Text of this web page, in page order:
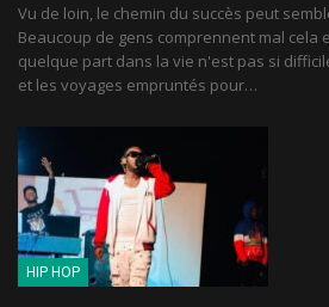
Vu de loin, le chemin du succès peut
Beaucoup de gens comprennent mal cela
quelque part dans la vie n'est pas si
et les voyages empruntés pour…
HIP HOP